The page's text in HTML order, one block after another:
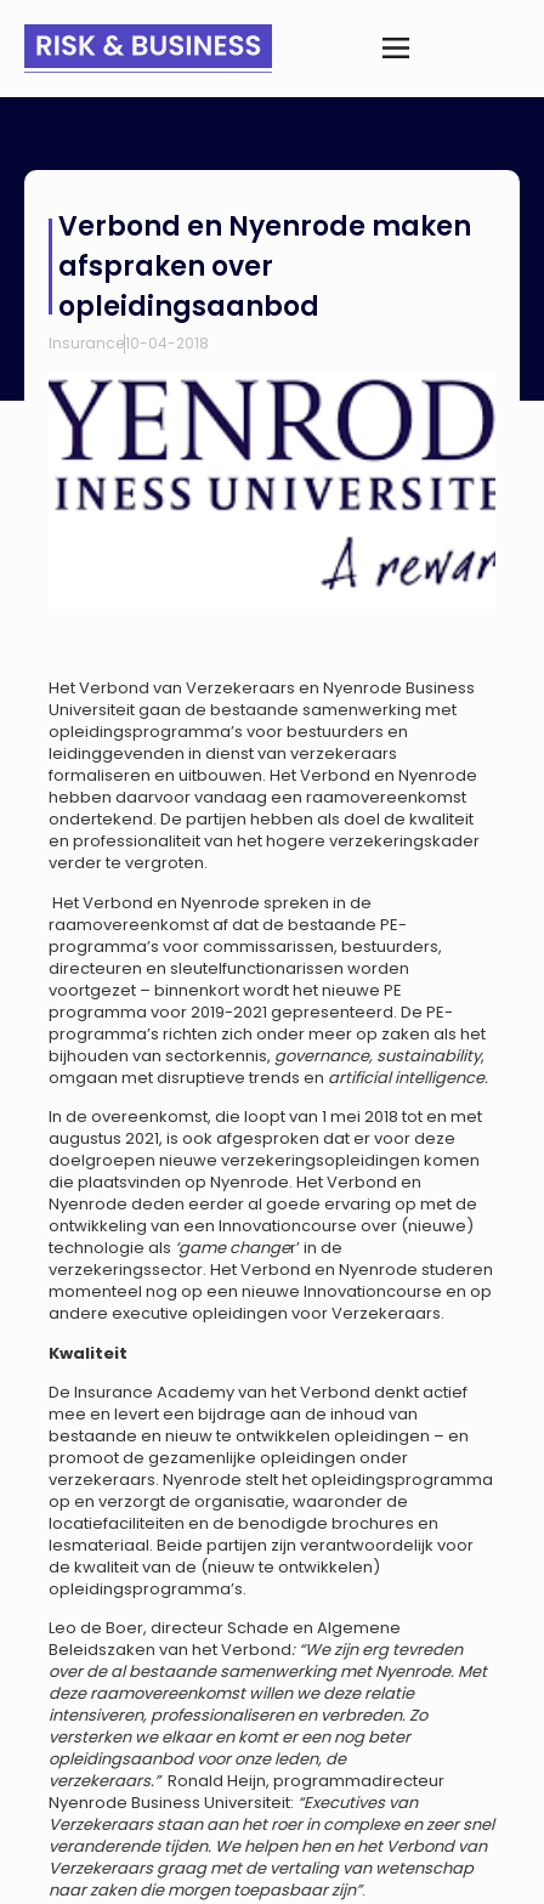
over opleidingsaanbod
Verbond en Nyenrode maken
afspraken over
opleidingsaanbod
Insurance10-04-2018
Het Verbond van Verzekeraars en Nyenrode Business
Universiteit gaan de bestaande samenwerking met
opleidingsprogramma’s voor bestuurders en
leidinggevenden in dienst van verzekeraars
formaliseren en uitbouwen. Het Verbond en Nyenrode
hebben daarvoor vandaag een raamovereenkomst
ondertekend. De partijen hebben als doel de kwaliteit
en professionaliteit van het hogere verzekeringskader
verder te vergroten.
Het Verbond en Nyenrode spreken in de
raamovereenkomst af dat de bestaande PE-
programma’s voor commissarissen, bestuurders,
directeuren en sleutelfunctionarissen worden
voortgezet – binnenkort wordt het nieuwe PE
programma voor 2019-2021 gepresenteerd. De PE-
programma’s richten zich onder meer op zaken als het
bijhouden van sectorkennis, governance, sustainability,
omgaan met disruptieve trends en artificial intelligence.
In de overeenkomst, die loopt van 1 mei 2018 tot en met
augustus 2021, is ook afgesproken dat er voor deze
doelgroepen nieuwe verzekeringsopleidingen komen
die plaatsvinden op Nyenrode. Het Verbond en
Nyenrode deden eerder al goede ervaring op met de
ontwikkeling van een Innovationcourse over (nieuwe)
technologie als ‘game changer’ in de
verzekeringssector. Het Verbond en Nyenrode studeren
momenteel nog op een nieuwe Innovationcourse en op
andere executive opleidingen voor Verzekeraars.
Kwaliteit
De Insurance Academy van het Verbond denkt actief
mee en levert een bijdrage aan de inhoud van
bestaande en nieuw te ontwikkelen opleidingen – en
promoot de gezamenlijke opleidingen onder
verzekeraars. Nyenrode stelt het opleidingsprogramma
op en verzorgt de organisatie, waaronder de
locatiefaciliteiten en de benodigde brochures en
lesmateriaal. Beide partijen zijn verantwoordelijk voor
de kwaliteit van de (nieuw te ontwikkelen)
opleidingsprogramma’s.
Leo de Boer, directeur Schade en Algemene
Beleidszaken van het Verbond: “We zijn erg tevreden
over de al bestaande samenwerking met Nyenrode. Met
deze raamovereenkomst willen we deze relatie
intensiveren, professionaliseren en verbreden. Zo
versterken we elkaar en komt er een nog beter
opleidingsaanbod voor onze leden, de
verzekeraars.” Ronald Heijn, programmadirecteur
Nyenrode Business Universiteit: “Executives van
Verzekeraars staan aan het roer in complexe en zeer snel
veranderende tijden. We helpen hen en het Verbond van
Verzekeraars graag met de vertaling van wetenschap
naar zaken die morgen toepasbaar zijn”.